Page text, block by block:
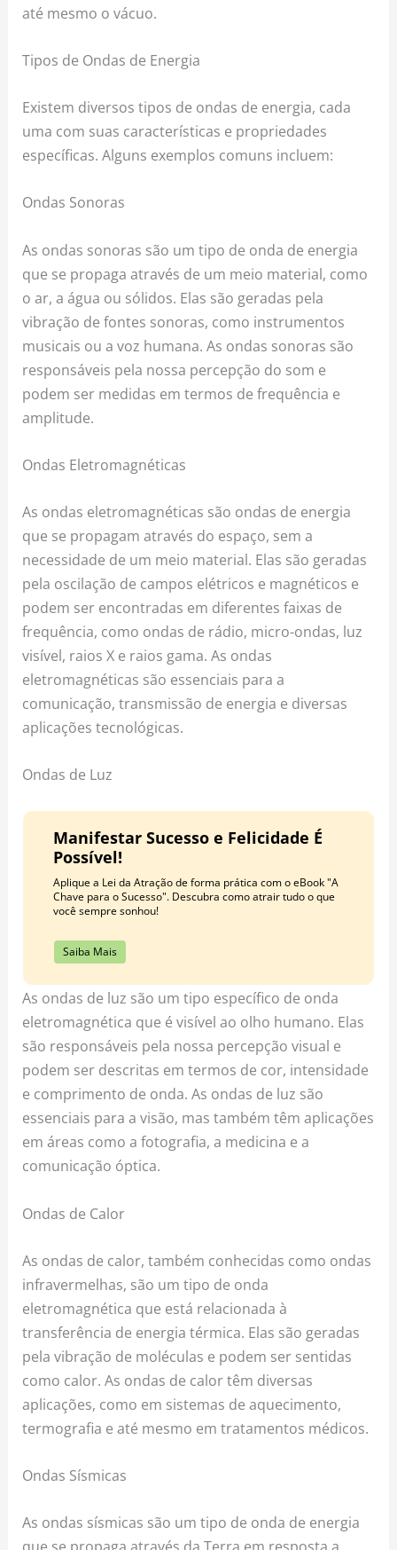
até mesmo o vácuo.
Tipos de Ondas de Energia
Existem diversos tipos de ondas de energia, cada
uma com suas características e propriedades
específicas. Alguns exemplos comuns incluem:
Ondas Sonoras
As ondas sonoras são um tipo de onda de energia
que se propaga através de um meio material, como
o ar, a água ou sólidos. Elas são geradas pela
vibração de fontes sonoras, como instrumentos
musicais ou a voz humana. As ondas sonoras são
responsáveis pela nossa percepção do som e
podem ser medidas em termos de frequência e
amplitude.
Ondas Eletromagnéticas
As ondas eletromagnéticas são ondas de energia
que se propagam através do espaço, sem a
necessidade de um meio material. Elas são geradas
pela oscilação de campos elétricos e magnéticos e
podem ser encontradas em diferentes faixas de
frequência, como ondas de rádio, micro-ondas, luz
visível, raios X e raios gama. As ondas
eletromagnéticas são essenciais para a
comunicação, transmissão de energia e diversas
aplicações tecnológicas.
Ondas de Luz
Manifestar Sucesso e Felicidade É
Possível!
Aplique a Lei da Atração de forma prática com o eBook "A
Chave para o Sucesso". Descubra como atrair tudo o que
você sempre sonhou!
Saiba Mais
As ondas de luz são um tipo específico de onda
eletromagnética que é visível ao olho humano. Elas
são responsáveis pela nossa percepção visual e
podem ser descritas em termos de cor, intensidade
e comprimento de onda. As ondas de luz são
essenciais para a visão, mas também têm aplicações
em áreas como a fotografia, a medicina e a
comunicação óptica.
Ondas de Calor
As ondas de calor, também conhecidas como ondas
infravermelhas, são um tipo de onda
eletromagnética que está relacionada à
transferência de energia térmica. Elas são geradas
pela vibração de moléculas e podem ser sentidas
como calor. As ondas de calor têm diversas
aplicações, como em sistemas de aquecimento,
termografia e até mesmo em tratamentos médicos.
Ondas Sísmicas
As ondas sísmicas são um tipo de onda de energia